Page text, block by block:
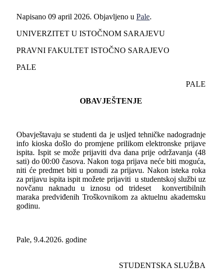
Napisano 09 april 2026. Objavljeno u Pale.
UNIVERZITET U ISTOČNOM SARAJEVU
PRAVNI FAKULTET ISTOČNO SARAJEVO
PALE
PALE
OBAVJEŠTENJE
Obavještavaju se studenti da je usljed tehničke nadogradnje
info kioska došlo do promjene prilikom elektronske prijave
ispita. Ispit se može prijaviti dva dana prije održavanja (48
sati) do 00:00 časova. Nakon toga prijava neće biti moguća,
niti će predmet biti u ponudi za prijavu. Nakon isteka roka
za prijavu ispita ispit možete prijaviti u studentskoj službi uz
novčanu naknadu u iznosu od trideset konvertibilnih
maraka predviđenih Troškovnikom za aktuelnu akademsku
godinu.
Pale, 9.4.2026. godine
STUDENTSKA SLUŽBA